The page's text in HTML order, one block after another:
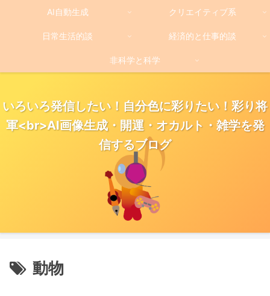
いろいろ発信したい！自分色に彩りたい！彩り将
軍<br>AI画像生成・開運・オカルト・雑学を発
信するブログ
AI自動生成 クリエイティブ系
日常生活的談 経済的と仕事的談
非科学と科学
動物